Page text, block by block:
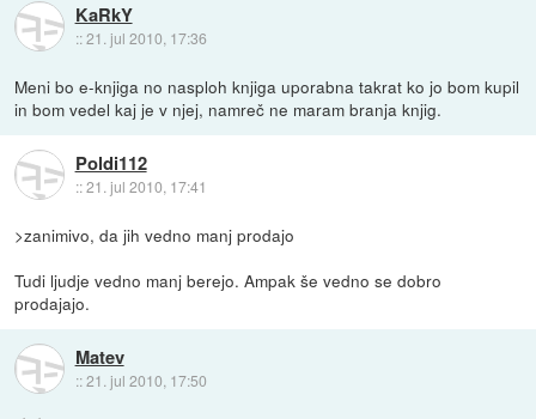
KaRkY
::21. jul 2010, 17:36
Meni bo e-knjiga no nasploh knjiga uporabna takrat ko jo bom kupil
in bom vedel kaj je v njej, namreč ne maram branja knjig.
Poldi112
::21. jul 2010, 17:41
>zanimivo, da jih vedno manj prodajo
Tudi ljudje vedno manj berejo. Ampak še vedno se dobro
prodajajo.
Matev
::21. jul 2010, 17:50